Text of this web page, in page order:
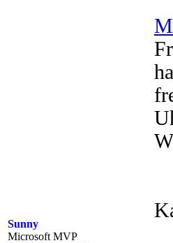
Sunny
Microsoft MVP